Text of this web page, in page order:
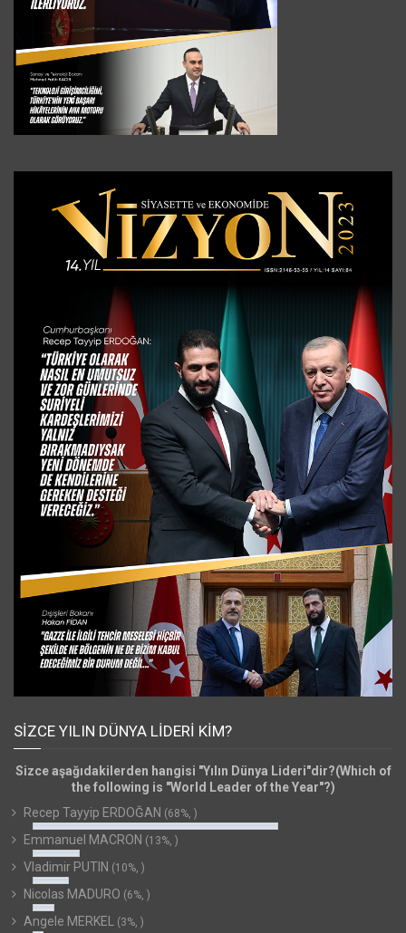
SIZCE YILIN DÜNYA LIDERI KIM?
Sizce aşağıdakilerden hangisi "Yılın Dünya Lideri"dir?(Which of
the following is "World Leader of the Year"?)
Recep Tayyip ERDOĞAN (68%, )
Emmanuel MACRON (13%, )
Vladimir PUTIN (10%, )
Nicolas MADURO (6%, )
Angele MERKEL (3%, )